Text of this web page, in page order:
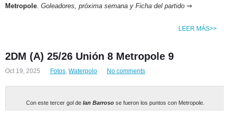
Metropole. Goleadores, próxima semana y Ficha del partido ⇒
LEER MÁS>>
2DM (A) 25/26 Unión 8 Metropole 9
Oct 19, 2025 Fotos, Waterpolo No comments
Con este tercer gol de Ian Barrosose fueron los puntos con Metropole.